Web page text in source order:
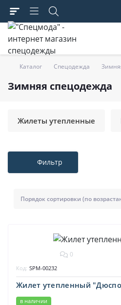
Каталог Спецодежда
Зимняя спецодежда
Жилеты утепленные
Фильтр
0
Жилет утепленный
в наличии
Код: SPM-00232